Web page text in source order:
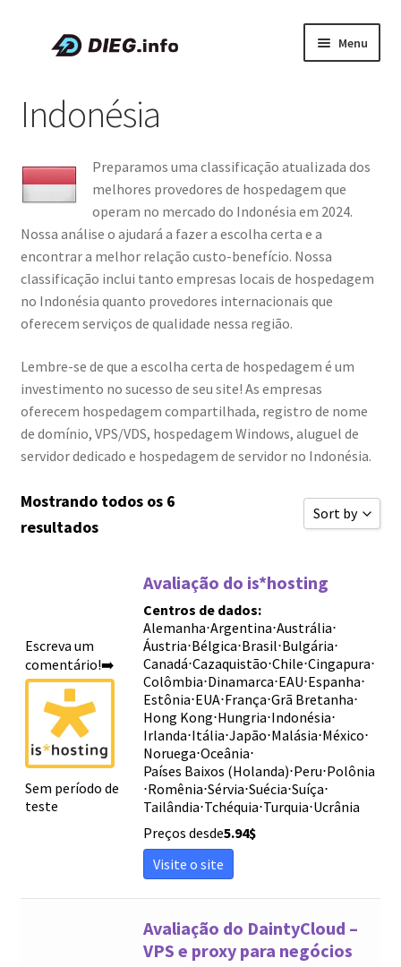
conteúdo
Menu
Cupons e Promoções
Português
Indonésia
Preparamos uma classificação atualizada dos
melhores provedores de hospedagem que
operam no mercado do Indonésia em 2024.
Nossa análise o ajudará a fazer a escolha certa e a
encontrar a melhor relação custo-benefício. Nossa
classificação inclui tanto empresas locais de hospedagem
no Indonésia quanto provedores internacionais que
oferecem serviços de qualidade nessa região.
Lembre-se de que a escolha certa de hospedagem é um
investimento no sucesso de seu site! As empresas
oferecem hospedagem compartilhada, registro de nome
de domínio, VPS/VDS, hospedagem Windows, aluguel de
servidor dedicado e hospedagem de servidor no Indonésia.
Mostrando todos os 6
resultados
Sort by
Ordenar
Ordenar por
Novas
Ordenar por
Ordenar por
Sort by
Escreva um
comentário!➡️
Sem período de
teste
Avaliação do is*hosting
Centros de dados:
Alemanha⋅Argentina⋅Austrália⋅
Áustria⋅Bélgica⋅Brasil⋅Bulgária⋅
Canadá⋅Cazaquistão⋅Chile⋅Cingapura⋅
Colômbia⋅Dinamarca⋅EAU⋅Espanha⋅
Estônia⋅EUA⋅França⋅Grã Bretanha⋅
Hong Kong⋅Hungria⋅Indonésia⋅
Irlanda⋅Itália⋅Japão⋅Malásia⋅México⋅
Noruega⋅Oceânia⋅
Países Baixos (Holanda)⋅Peru⋅Polônia
⋅Romênia⋅Sérvia⋅Suécia⋅Suíça⋅
Tailândia⋅Tchéquia⋅Turquia⋅Ucrânia
Preços desde5.94$
Visite o site
Avaliação do DaintyCloud –
VPS e proxy para negócios